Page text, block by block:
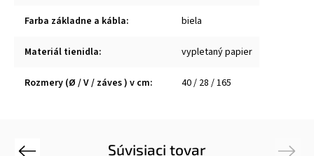
Farba základne a kábla: biela
Materiál tienidla: vypletaný papier
Rozmery (Ø / V / záves ) v cm: 40 / 28 / 165
Súvisiaci tovar
Previous Next